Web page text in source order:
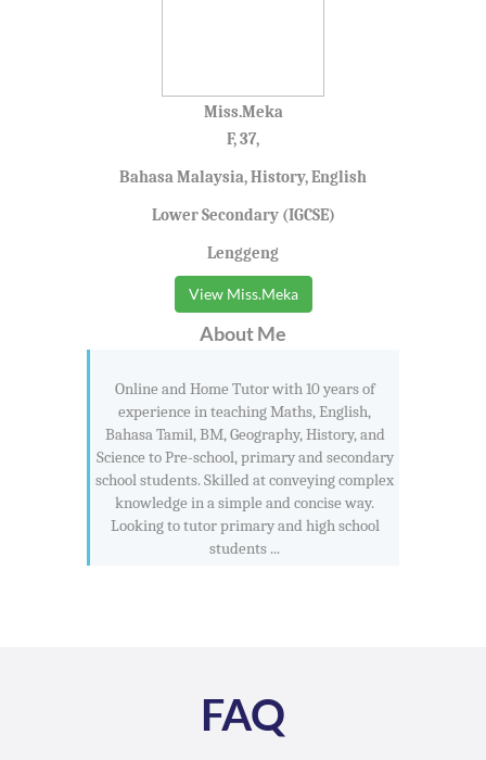
Miss.Meka
F, 37,
Bahasa Malaysia, History, English
Lower Secondary (IGCSE)
Lenggeng
View Miss.Meka
About Me
Online and Home Tutor with 10 years of
experience in teaching Maths, English,
Bahasa Tamil, BM, Geography, History, and
Science to Pre-school, primary and secondary
school students. Skilled at conveying complex
knowledge in a simple and concise way.
Looking to tutor primary and high school
students ...
FAQ